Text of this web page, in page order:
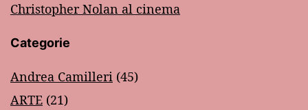
Christopher Nolan al cinema
Categorie
Andrea Camilleri (45)
ARTE (21)